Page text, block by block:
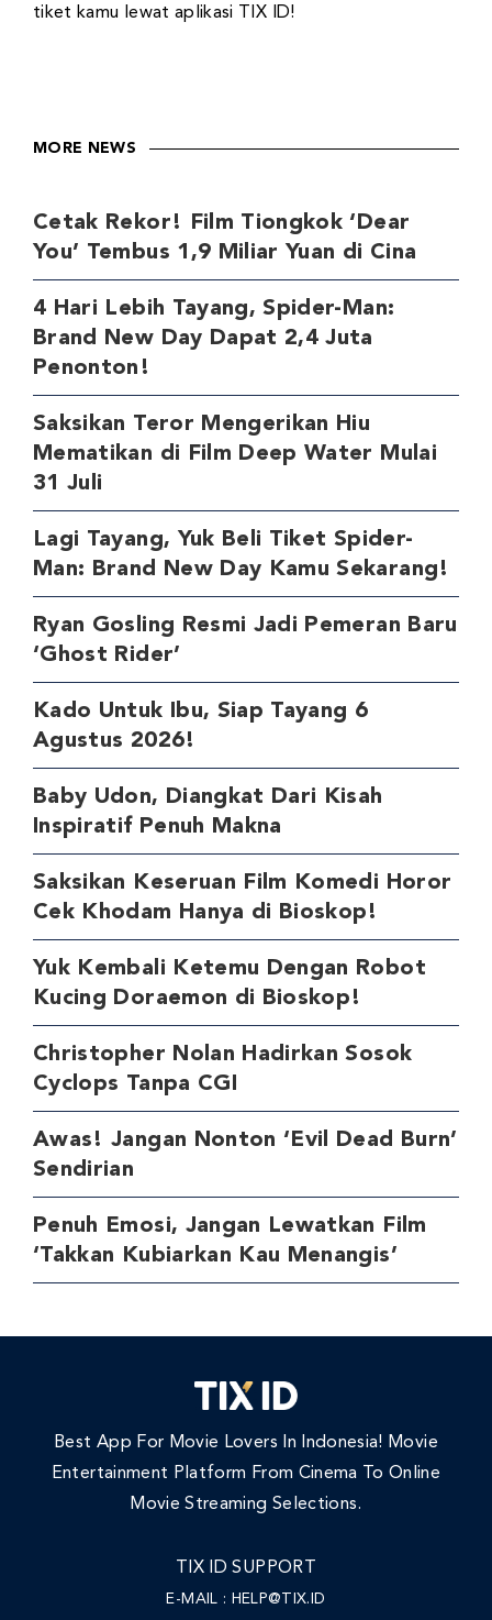
tiket kamu lewat aplikasi TIX ID!
MORE NEWS
Cetak Rekor! Film Tiongkok ‘Dear
You’ Tembus 1,9 Miliar Yuan di Cina
4 Hari Lebih Tayang, Spider-Man:
Brand New Day Dapat 2,4 Juta
Penonton!
Saksikan Teror Mengerikan Hiu
Mematikan di Film Deep Water Mulai
31 Juli
Lagi Tayang, Yuk Beli Tiket Spider-
Man: Brand New Day Kamu Sekarang!
Ryan Gosling Resmi Jadi Pemeran Baru
‘Ghost Rider’
Kado Untuk Ibu, Siap Tayang 6
Agustus 2026!
Baby Udon, Diangkat Dari Kisah
Inspiratif Penuh Makna
Saksikan Keseruan Film Komedi Horor
Cek Khodam Hanya di Bioskop!
Yuk Kembali Ketemu Dengan Robot
Kucing Doraemon di Bioskop!
Christopher Nolan Hadirkan Sosok
Cyclops Tanpa CGI
Awas! Jangan Nonton ‘Evil Dead Burn’
Sendirian
Penuh Emosi, Jangan Lewatkan Film
‘Takkan Kubiarkan Kau Menangis’
Best App For Movie Lovers In Indonesia! Movie
Entertainment Platform From Cinema To Online
Movie Streaming Selections.
TIX ID SUPPORT
E-MAIL : HELP@TIX.ID